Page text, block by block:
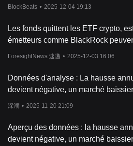
est enregistrée de manière transparente
Accessibilité
Le Luffy Token offre une accessibilité
d'utilisateurs mondiale. Grâce à son
n'importe qui, partout dans le monde,
Perspectives D'avenir
S'appuyant sur sa popularité croissante,
une série de projets et d'initiatives pour
utilisateur et accroître la valeur de ses
En conclusion, le Luffy Token est une
transformative qui combine avec brio
BlockBeats • 2025-12-04 19:13
Les fonds quittent les ETF crypto,
émetteurs comme BlackRock
ForesightNews 速递 • 2025-12-03 16:06
Données d'analyse : La hausse
devient négative, un marché
vraiment arrivé ?
深潮 • 2025-11-20 21:09
Aperçu des données : la hausse
devient négative, un marché